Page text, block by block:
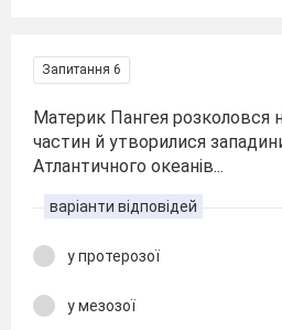
Запитання 6
Материк Пангея розколовся
частин й утворилися
Атлантичного океанів...
варіанти відповідей
у протерозої
у мезозої